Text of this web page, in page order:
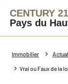
CENTURY 21
Pays du
Immobilier
Vrai ou Faux de la